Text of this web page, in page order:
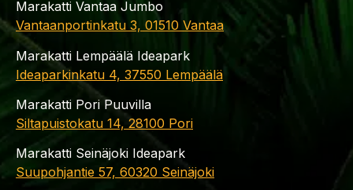
Marakatti Vantaa Jumbo
Vantaanportinkatu 3, 01510 Vantaa
Marakatti Lempäälä Ideapark
Ideaparkinkatu 4, 37550 Lempäälä
Marakatti Pori Puuvilla
Siltapuistokatu 14, 28100 Pori
Marakatti Seinäjoki Ideapark
Suupohjantie 57, 60320 Seinäjoki